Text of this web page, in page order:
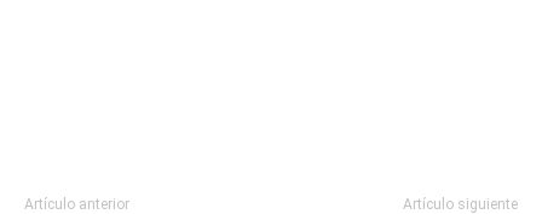
Artículo anterior Artículo siguiente